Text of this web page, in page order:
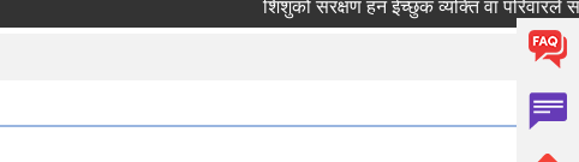
शिशुको संरक्षण हन ईच्छुक व्यक्ति वा परिवारले सम्पर्क